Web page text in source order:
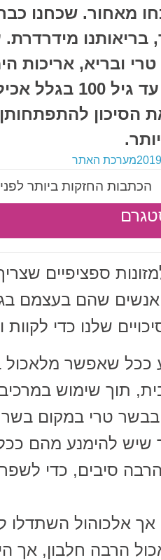
מאחור. שכחנו
בריאותנו
ובריא, אריכות
אפשר לחיות
הסיכון
מערכת האתר
הכתבות החזקות ביותר
ספציפיים
שלנו כדי לקוות
ככל שאפשר מלאכול
תוך שימוש
טרי במקום בשר
שיש להימנע מהם
סיבים, כדי
אלכוהול השתדלו
הרבה חלבון, אך